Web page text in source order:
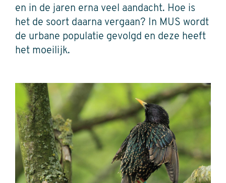
en in de jaren erna veel aandacht. Hoe is
het de soort daarna vergaan? In MUS wordt
de urbane populatie gevolgd en deze heeft
het moeilijk.